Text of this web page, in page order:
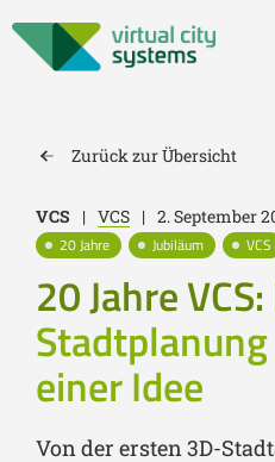
Zurück zur Übersicht
VCS | VCS | 2. September
20 Jahre
Jubiläum VCS
20 Jahre VCS:
einer Idee
Von der ersten 3D-